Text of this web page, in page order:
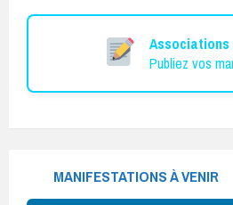
Associations
Publiez vos
MANIFESTATIONS À VENIR